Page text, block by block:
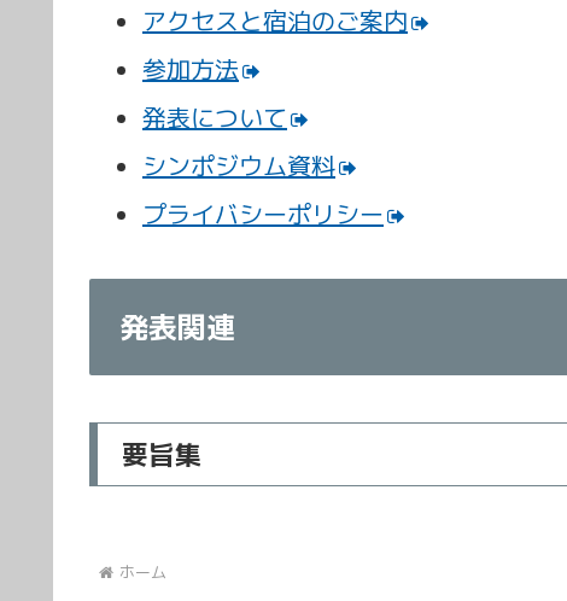
アクセスと宿泊のご案内
参加方法
発表について
シンポジウム資料
プライバシーポリシー
発表関連
要旨集
ホーム